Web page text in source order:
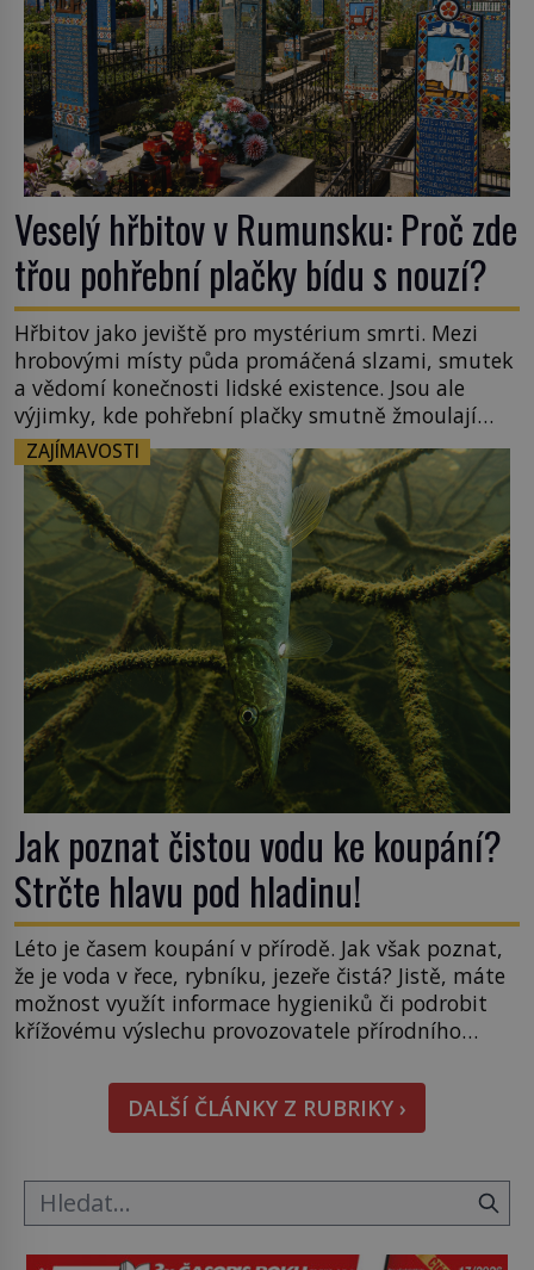
Veselý hřbitov v Rumunsku: Proč zde
třou pohřební plačky bídu s nouzí?
Hřbitov jako jeviště pro mystérium smrti. Mezi
hrobovými místy půda promáčená slzami, smutek
a vědomí konečnosti lidské existence. Jsou ale
výjimky, kde pohřební plačky smutně žmoulají
kapesníky nikoli při smutečním obřadu, ale při
pohledu na výši vyměřené podpory
v nezaměstnanosti. Kam vás pozveme? Unikátní
hřbitov, který si vysloužil název „Veselý“, najdeme
v rumunské vesnici Sapanta, nedaleko hranic […]
ZAJÍMAVOSTI
Jak poznat čistou vodu ke koupání?
Strčte hlavu pod hladinu!
Léto je časem koupání v přírodě. Jak však poznat,
že je voda v řece, rybníku, jezeře čistá? Jistě, máte
možnost využít informace hygieniků či podrobit
křížovému výslechu provozovatele přírodního
Podívat se pod hladinu a zjistit, kdo si onu
konkrétní vodní lokalitu oblíbil už dávno před
vámi. Říká se jim bioindikátory […]
DALŠÍ ČLÁNKY Z RUBRIKY ›